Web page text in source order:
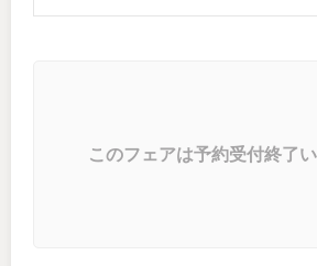
このフェアは予約受付終了